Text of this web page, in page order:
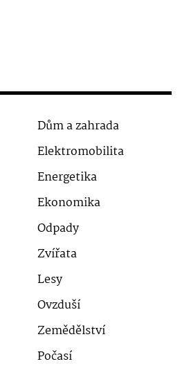
Dům a zahrada
Elektromobilita
Energetika
Ekonomika
Odpady
Zvířata
Lesy
Ovzduší
Zemědělství
Počasí